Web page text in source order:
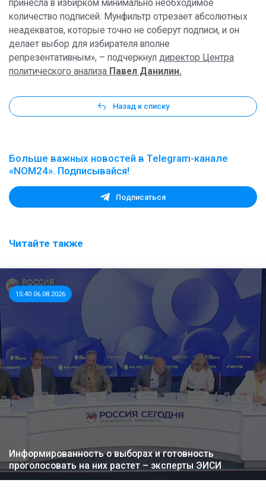
принесла в избирком минимально необходимое
количество подписей. Мунфильтр отрезает абсолютных
неадекватов, которые точно не соберут подписи, и он
делает выбор для избирателя вполне
репрезентативным», – подчеркнул директор Центра
политического анализа Павел Данилин.
Назад к списку
Больше важных новостей в Telegram-канале
«NOM24». Подписывайся!
Подписаться
Читайте также
15:40 06.08.2026
Информированность о выборах и готовность
проголосовать на них растет – эксперты ЭИСИ